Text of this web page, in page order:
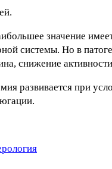
значение
системы. Но в
снижение
развивается при